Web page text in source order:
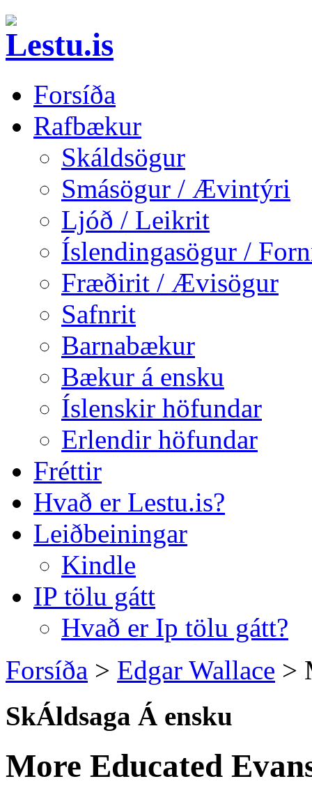
Forsíða
Rafbækur
Skáldsögur
Smásögur / Ævintýri
Ljóð / Leikrit
Íslendingasögur /
Fræðirit / Ævisögur
Safnrit
Barnabækur
Bækur á ensku
Íslenskir höfundar
Erlendir höfundar
Fréttir
Hvað er Lestu.is?
Leiðbeiningar
Kindle
IP tölu gátt
Hvað er Ip tölu gátt?
Forsíða > Edgar Wallace >
SkÁldsaga Á ensku
More Educated